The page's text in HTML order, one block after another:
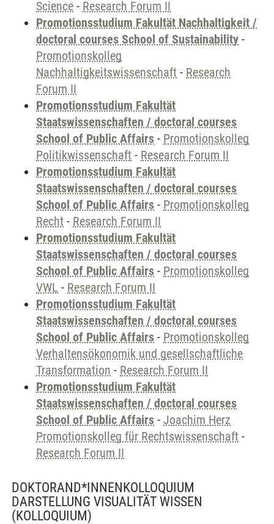
Science - Research Forum II
Promotionsstudium Fakultät Nachhaltigkeit /
doctoral courses School of Sustainability -
Promotionskolleg
Nachhaltigkeitswissenschaft - Research
Forum II
Promotionsstudium Fakultät
Staatswissenschaften / doctoral courses
School of Public Affairs - Promotionskolleg
Politikwissenschaft - Research Forum II
Promotionsstudium Fakultät
Staatswissenschaften / doctoral courses
School of Public Affairs - Promotionskolleg
Recht - Research Forum II
Promotionsstudium Fakultät
Staatswissenschaften / doctoral courses
School of Public Affairs - Promotionskolleg
VWL - Research Forum II
Promotionsstudium Fakultät
Staatswissenschaften / doctoral courses
School of Public Affairs - Promotionskolleg
Verhaltensökonomik und gesellschaftliche
Transformation - Research Forum II
Promotionsstudium Fakultät
Staatswissenschaften / doctoral courses
School of Public Affairs - Joachim Herz
Promotionskolleg für Rechtswissenschaft -
Research Forum II
DOKTORAND*INNENKOLLOQUIUM
DARSTELLUNG VISUALITÄT WISSEN
(KOLLOQUIUM)